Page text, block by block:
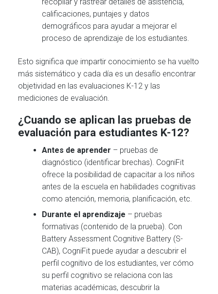
calificaciones, puntajes y datos
demográficos para ayudar a mejorar el
proceso de aprendizaje de los estudiantes.
Esto significa que impartir conocimiento se ha vuelto
más sistemático y cada día es un desafío encontrar
objetividad en las evaluaciones K-12 y las
mediciones de evaluación.
¿Cuando se aplican las pruebas de
evaluación para estudiantes K-12?
Antes de aprender – pruebas de
diagnóstico (identificar brechas). CogniFit
ofrece la posibilidad de capacitar a los niños
antes de la escuela en habilidades cognitivas
como atención, memoria, planificación, etc.
Durante el aprendizaje – pruebas
formativas (contenido de la prueba). Con
Battery Assessment Cognitive Battery (S-
CAB), CogniFit puede ayudar a descubrir el
perfil cognitivo de los estudiantes, ver cómo
su perfil cognitivo se relaciona con las
materias académicas, descubrir la